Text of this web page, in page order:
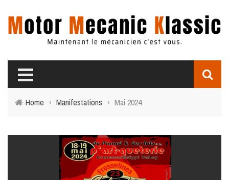
Home › Manifestations › Mai 2024